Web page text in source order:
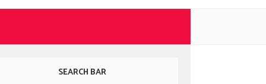
SEARCH BAR